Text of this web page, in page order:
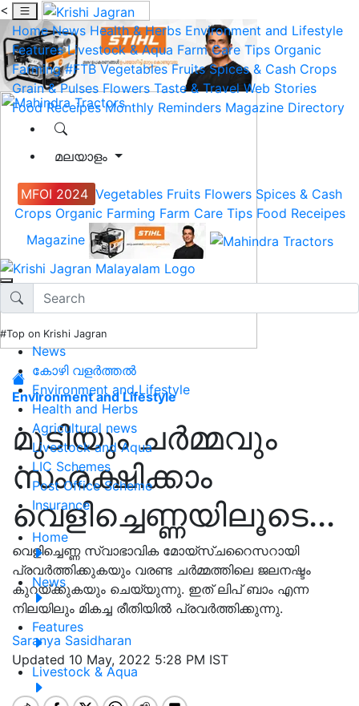
<
Home News Health & Herbs Environment and Lifestyle
Features Livestock & Aqua Farm Care Tips Organic
Farming #FTB Vegetables Fruits Spices & Cash Crops
Grain & Pulses Flowers Taste & Travel Web Stories
Food Receipes Monthly Reminders Magazine Directory
മലയാളം
MFOI 2024 Vegetables Fruits Flowers Spices & Cash
Crops Organic Farming Farm Care Tips Food Receipes
Magazine
#Top on Krishi Jagran
News
കോഴി വളർത്തൽ
Environment and Lifestyle
Health and Herbs
Agricultural news
Livestock and Aqua
LIC Schemes
Post Office Scheme
Insurance
Home
News
Features
Livestock & Aqua
Environment and Lifestyle
മുടിയും ചർമ്മവും
സംരക്ഷിക്കാം
വെളിച്ചെണ്ണയിലൂടെ...
വെളിച്ചെണ്ണ സ്വാഭാവിക മോയ്സ്ചറൈസറായി
പ്രവർത്തിക്കുകയും വരണ്ട ചർമ്മത്തിലെ ജലനഷ്ടം
കുറയ്ക്കുകയും ചെയ്യുന്നു. ഇത് ലിപ് ബാം എന്ന
നിലയിലും മികച്ച രീതിയിൽ പ്രവർത്തിക്കുന്നു.
Saranya Sasidharan
Updated 10 May, 2022 5:28 PM IST